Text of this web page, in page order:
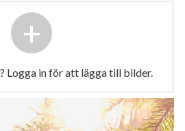
+
Logga in för att lägga till bilder.